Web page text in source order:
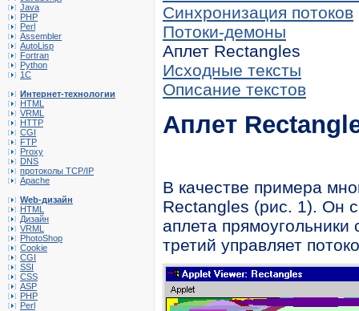
Java
PHP
Perl
Assembler
AutoLisp
Fortran
Python
1C
Интернет-технологии
HTML
VRML
HTTP
CGI
FTP
Proxy
DNS
протоколы TCP/IP
Apache
Web-дизайн
HTML
Дизайн
VRML
PhotoShop
Cookie
CGI
SSI
CSS
ASP
PHP
Perl
Синхронизация потоков
Потоки-демоны
Аплет Rectangles
Исходные тексты
Описание текстов
Аплет
В качестве примера
Rectangles (рис. 1). Он
аплета
третий управляет